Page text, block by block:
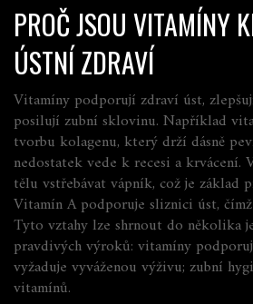
PROČ JSOU VITAMÍNY
ÚSTNÍ ZDRAVÍ
Vitamíny podporují zdraví úst,
posilují zubní sklovinu. Například
tvorbu kolagenu, který drží dásně
nedostatek vede k recesi a krvácení.
tělu vstřebávat vápník, což je základ
Vitamín A podporuje sliznici úst,
Tyto vztahy lze shrnout do několika
pravdivých výroků: vitamíny
vyžaduje vyváženou výživu; zubní
vitamínů.